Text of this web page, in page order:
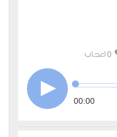
0 اعجاب
00:00